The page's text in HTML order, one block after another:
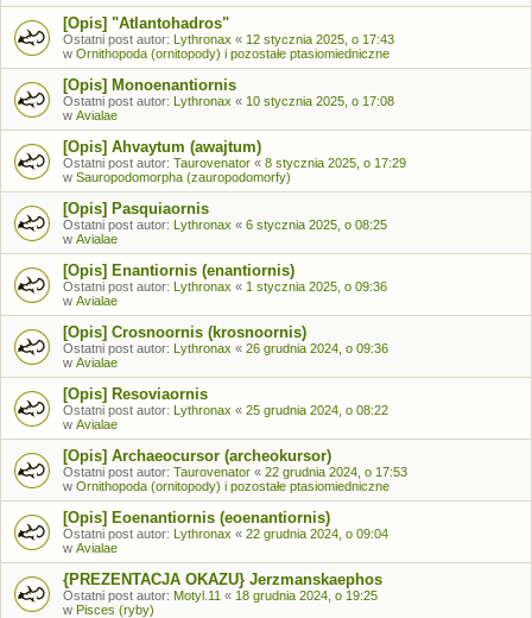
[Opis] "Atlantohadros"
Ostatni post autor: Lythronax « 12 stycznia 2025, o 17:43
w Ornithopoda (ornitopody) i pozostałe ptasiomiedniczne
[Opis] Monoenantiornis
Ostatni post autor: Lythronax « 10 stycznia 2025, o 17:08
w Avialae
[Opis] Ahvaytum (awajtum)
Ostatni post autor: Taurovenator « 8 stycznia 2025, o 17:29
w Sauropodomorpha (zauropodomorfy)
[Opis] Pasquiaornis
Ostatni post autor: Lythronax « 6 stycznia 2025, o 08:25
w Avialae
[Opis] Enantiornis (enantiornis)
Ostatni post autor: Lythronax « 1 stycznia 2025, o 09:36
w Avialae
[Opis] Crosnoornis (krosnoornis)
Ostatni post autor: Lythronax « 26 grudnia 2024, o 09:36
w Avialae
[Opis] Resoviaornis
Ostatni post autor: Lythronax « 25 grudnia 2024, o 08:22
w Avialae
[Opis] Archaeocursor (archeokursor)
Ostatni post autor: Taurovenator « 22 grudnia 2024, o 17:53
w Ornithopoda (ornitopody) i pozostałe ptasiomiedniczne
[Opis] Eoenantiornis (eoenantiornis)
Ostatni post autor: Lythronax « 22 grudnia 2024, o 09:04
w Avialae
{PREZENTACJA OKAZU} Jerzmanskaephos
Ostatni post autor: Motyl.11 « 18 grudnia 2024, o 19:25
w Pisces (ryby)